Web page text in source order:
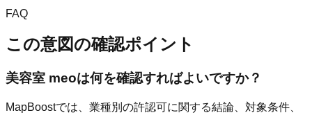
FAQ
この意図の確認ポイント
美容室 meoは何を確認すればよいですか？
MapBoostでは、業種別の許認可に関する結論、対象条件、